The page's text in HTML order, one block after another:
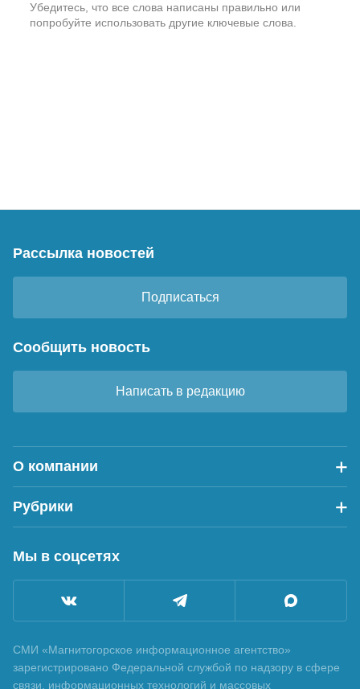
Убедитесь, что все слова написаны правильно или
попробуйте использовать другие ключевые слова.
Рассылка новостей
Подписаться
Сообщить новость
Написать в редакцию
О компании
Рубрики
Мы в соцсетях
СМИ «Магнитогорское информационное агентство»
зарегистрировано Федеральной службой по надзору в сфере
связи, информационных технологий и массовых